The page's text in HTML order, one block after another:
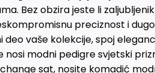
Bez obzira jeste li
preciznost i
vaše kolekcije, spoj
nosi modni pedigre svjetski
sat, nosite komadić